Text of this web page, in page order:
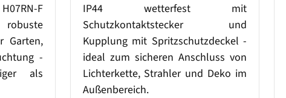
F
Garten,
-
als
IP44 wetterfest mit
Schutzkontaktstecker und
Kupplung mit Spritzschutzdeckel -
ideal zum sicheren Anschluss von
Lichterkette, Strahler und Deko im
Außenbereich.